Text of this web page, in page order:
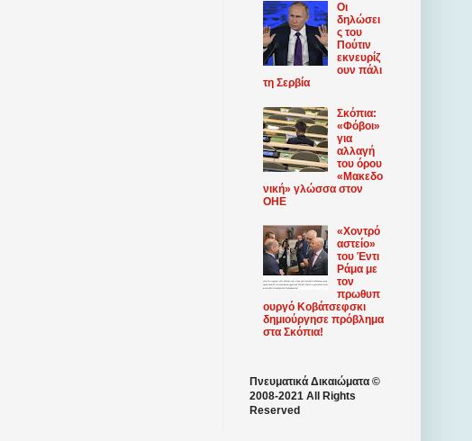
Οι
δηλώσει
ς του
Πούτιν
εκνευρίζ
ουν πάλι
τη Σερβία
Σκόπια:
«Φόβοι»
για
αλλαγή
του όρου
«Μακεδο
νική» γλώσσα στον
ΟΗΕ
«Χοντρό
αστείο»
του Έντι
Ράμα με
τον
πρωθυπ
ουργό Κοβάτσεφσκι
δημιούργησε πρόβλημα
στα Σκόπια!
Πνευματικά Δικαιώματα ©
2008-2021 All Rights
Reserved